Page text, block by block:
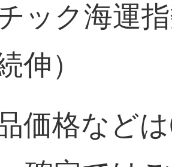
ック海運
伸）
価格など